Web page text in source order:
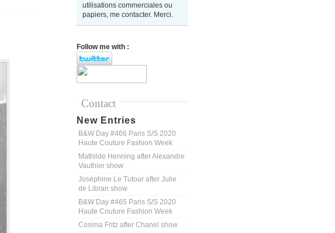
utilisations commerciales ou
papiers, me contacter. Merci.
Follow me with :
Contact
New Entries
B&W Day #466 Paris S/S 2020
Haute Couture Fashion Week
Mathilde Henning after Alexandre
Vauthier show
Joséphine Le Tutour after Julie
de Libran show
B&W Day #465 Paris S/S 2020
Haute Couture Fashion Week
Cosima Fritz after Chanel show